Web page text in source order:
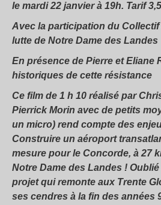
le mardi 22 janvier à 19h. Tarif
Avec la participation du Collectif
lutte de Notre Dame des Landes
En présence de Pierre etEliane
historiques de cette résistance
Ce film de 1 h 10 réalisé par
Pierrick Morin avec de petits
un micro) rend compte des
Construire un aéroport
mesure pour le Concorde, à 27
Notre Dame des Landes !
projet qui remonte aux Trente
ses cendres à la fin des années